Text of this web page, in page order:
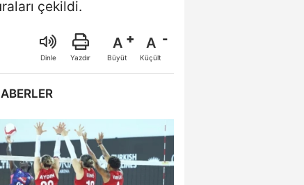
çekildi.
Dinle Yazdır
A
Büyüt
A
Küçült